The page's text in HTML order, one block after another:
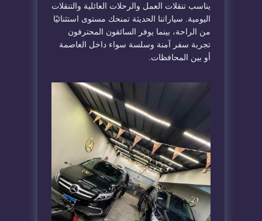
يناسب تنقلات العمل والرحلات العائلية والتنقلات
اليومية. سياراتنا الحديثة تمنحك مستوى استثنائيًا
من الراحة، بينما يوفر السائقون المحترفون
تجربة سفر آمنة وسلسة سواء داخل العاصمة
أو بين المحافظات.